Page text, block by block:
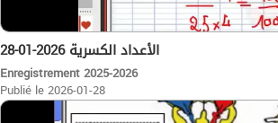
28-01-2026 الأعداد الكسرية
Enregistrement 2025-2026
Publié le 2026-01-28